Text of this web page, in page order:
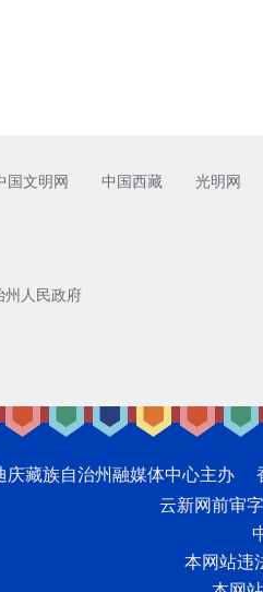
国文明网 中国西藏 光明网
州人民政府
庆藏族自治州融媒体中心主办
云新网前审
本网站违